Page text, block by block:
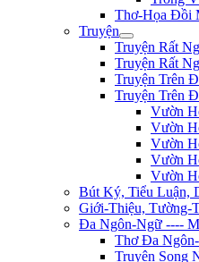
Thơ-Họa Đồi
Truyện
Truyện Rất
Truyện Rất
Truyện Trên
Truyện Trên
Vườn
Vườn
Vườn
Vườn
Vườn
Bút Ký, Tiểu Luận,
Giới-Thiệu, Tường-
Đa Ngôn-Ngữ ----
Thơ Đa
Truyện Song